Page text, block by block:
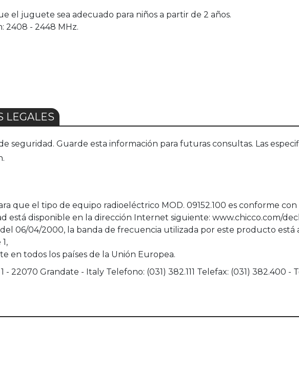
el juguete sea adecuado para niños a partir de 2 años.
2408 - 2448 MHz.
LEGALES
seguridad. Guarde esta información para futuras consultas. Las
que el tipo de equipo radioeléctrico MOD. 09152.100 es conforme
está disponible en la dirección Internet siguiente: www.chicco.com/
06/04/2000, la banda de frecuencia utilizada por este producto está
en todos los países de la Unión Europea.
- 22070 Grandate - Italy Telefono: (031) 382.111 Telefax: (031) 382.400 -